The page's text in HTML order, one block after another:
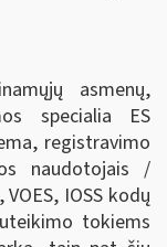
asmenų,
specialia ES
registravimo
naudotojais /
IOSS kodų
tokiems